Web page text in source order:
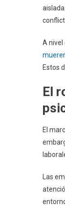
A nivel
Estos
El
El
Las